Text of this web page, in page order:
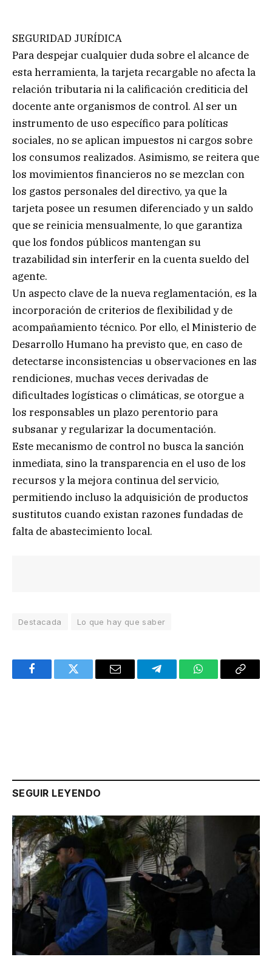
SEGURIDAD JURÍDICA
Para despejar cualquier duda sobre el alcance de
esta herramienta, la tarjeta recargable no afecta la
relación tributaria ni la calificación crediticia del
docente ante organismos de control. Al ser un
instrumento de uso específico para políticas
sociales, no se aplican impuestos ni cargos sobre
los consumos realizados. Asimismo, se reitera que
los movimientos financieros no se mezclan con
los gastos personales del directivo, ya que la
tarjeta posee un resumen diferenciado y un saldo
que se reinicia mensualmente, lo que garantiza
que los fondos públicos mantengan su
trazabilidad sin interferir en la cuenta sueldo del
agente.
Un aspecto clave de la nueva reglamentación, es la
incorporación de criterios de flexibilidad y de
acompañamiento técnico. Por ello, el Ministerio de
Desarrollo Humano ha previsto que, en caso de
detectarse inconsistencias u observaciones en las
rendiciones, muchas veces derivadas de
dificultades logísticas o climáticas, se otorgue a
los responsables un plazo perentorio para
subsanar y regularizar la documentación.
Este mecanismo de control no busca la sanción
inmediata, sino la transparencia en el uso de los
recursos y la mejora continua del servicio,
permitiendo incluso la adquisición de productos
sustitutos cuando existan razones fundadas de
falta de abastecimiento local.
Destacada Lo que hay que saber
FacebookTwitter Email TelegramWhatsAppCopy
SEGUIR LEYENDO